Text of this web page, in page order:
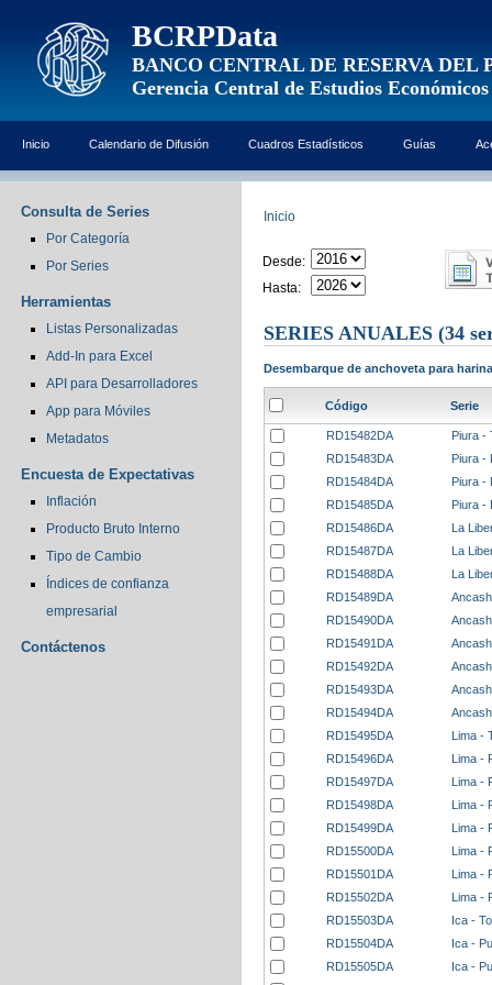
BCRPData
BANCO CENTRAL DE RESERVA DEL
Gerencia Central de Estudios Económicos
Inicio Calendario de Difusión Cuadros Estadísticos Guías
Consulta de Series
Por Categoría
Por Series
Herramientas
Listas Personalizadas
Add-In para Excel
API para Desarrolladores
App para Móviles
Metadatos
Encuesta de Expectativas
Inflación
Producto Bruto Interno
Tipo de Cambio
Índices de confianza
empresarial
Contáctenos
Inicio
Desde:
Hasta:
SERIES ANUALES (34
Desembarque de anchoveta para
Código Serie
RD15482DA
Piura -
RD15483DA
Piura -
RD15484DA
Piura -
RD15485DA
Piura -
RD15486DA
La
RD15487DA
La
RD15488DA
La
RD15489DA
RD15490DA
RD15491DA
RD15492DA
RD15493DA
RD15494DA
RD15495DA
Lima -
RD15496DA
Lima -
RD15497DA
Lima -
RD15498DA
Lima -
RD15499DA
Lima -
RD15500DA
Lima -
RD15501DA
Lima -
RD15502DA
Lima -
RD15503DA
Ica -
RD15504DA
Ica -
RD15505DA
Ica -